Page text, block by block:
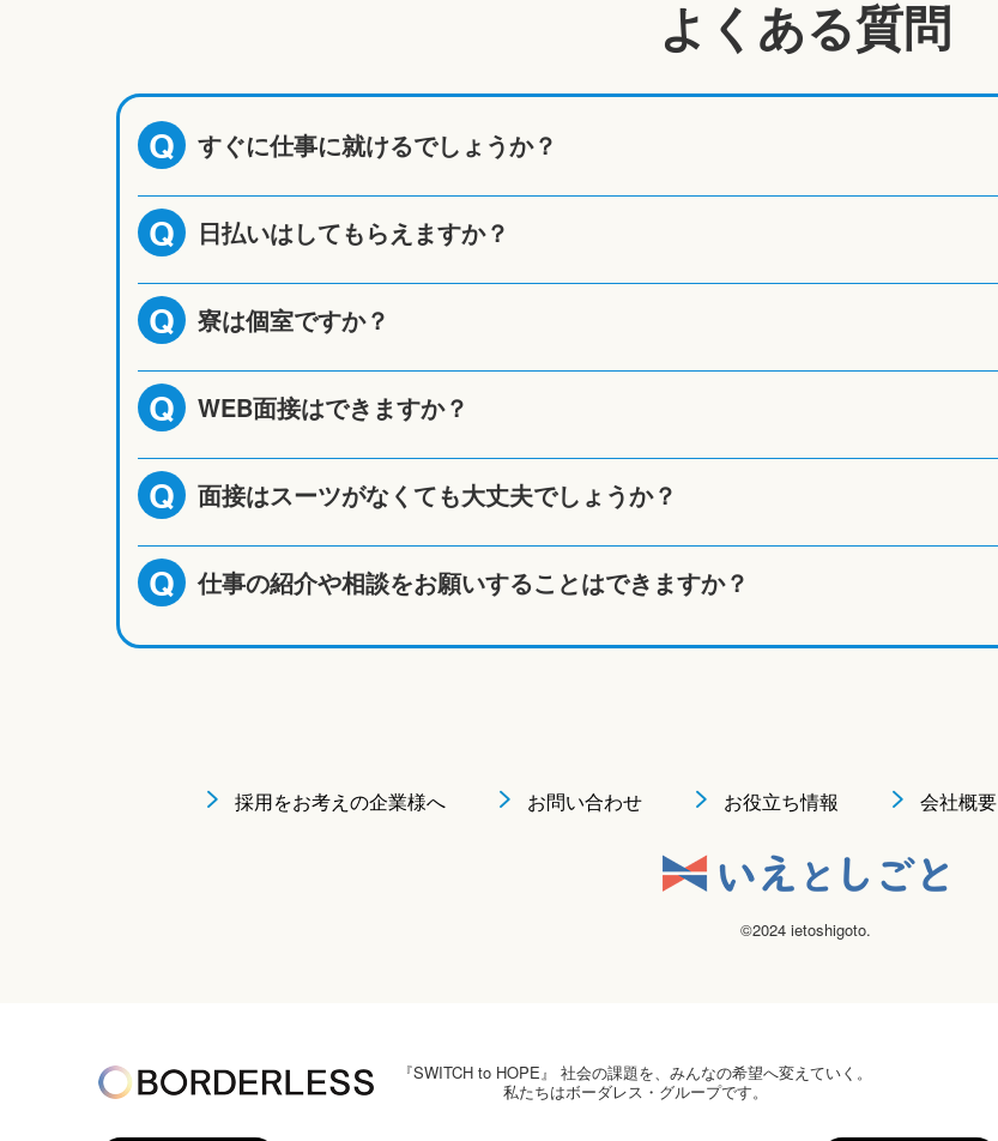
よくある質問
Q すぐに仕事に就けるでしょうか？
Q 日払いはしてもらえますか？
Q 寮は個室ですか？
Q WEB面接はできますか？
Q 面接はスーツがなくても大丈夫でしょうか？
Q 仕事の紹介や相談をお願いすることはできますか？
採用をお考えの企業様へ お問い合わせ お役立ち情報 会社概要
©2024 ietoshigoto.
『SWITCH to HOPE』 社会の課題を、みんなの希望へ変えていく。
私たちはボーダレス・グループです。